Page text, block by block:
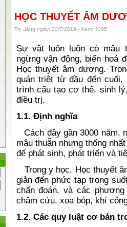
HỌC THUYẾT ÂM
Tin đăng ngày: 20/7/2019 - Xem: 4295
Sự vật luôn luôn có mâu
ngừng vận động, biến hoá
Học thuyết âm dương.
quán triệt từ đầu đến
trình cấu tạo cơ thể, sinh
điều trị.
1.1. Định nghĩa
Cách đây gần 3000 năm,
mâu thuẫn nhưng thống
để phát sinh, phát triển và
Trong y học, Học thuyết
giản đến phức tạp trong
chẩn đoán, và các
châm cứu, xoa bóp, khí
1.2. Các quy luật cơ bản